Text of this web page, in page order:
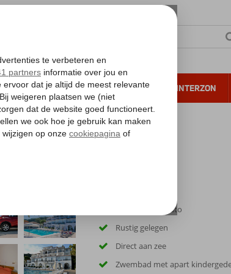
VERRE REIZEN ALL INCLUSIVE WINTERZON
Inclusief huurauto
Rustig gelegen
Direct aan zee
Zwembad met apart